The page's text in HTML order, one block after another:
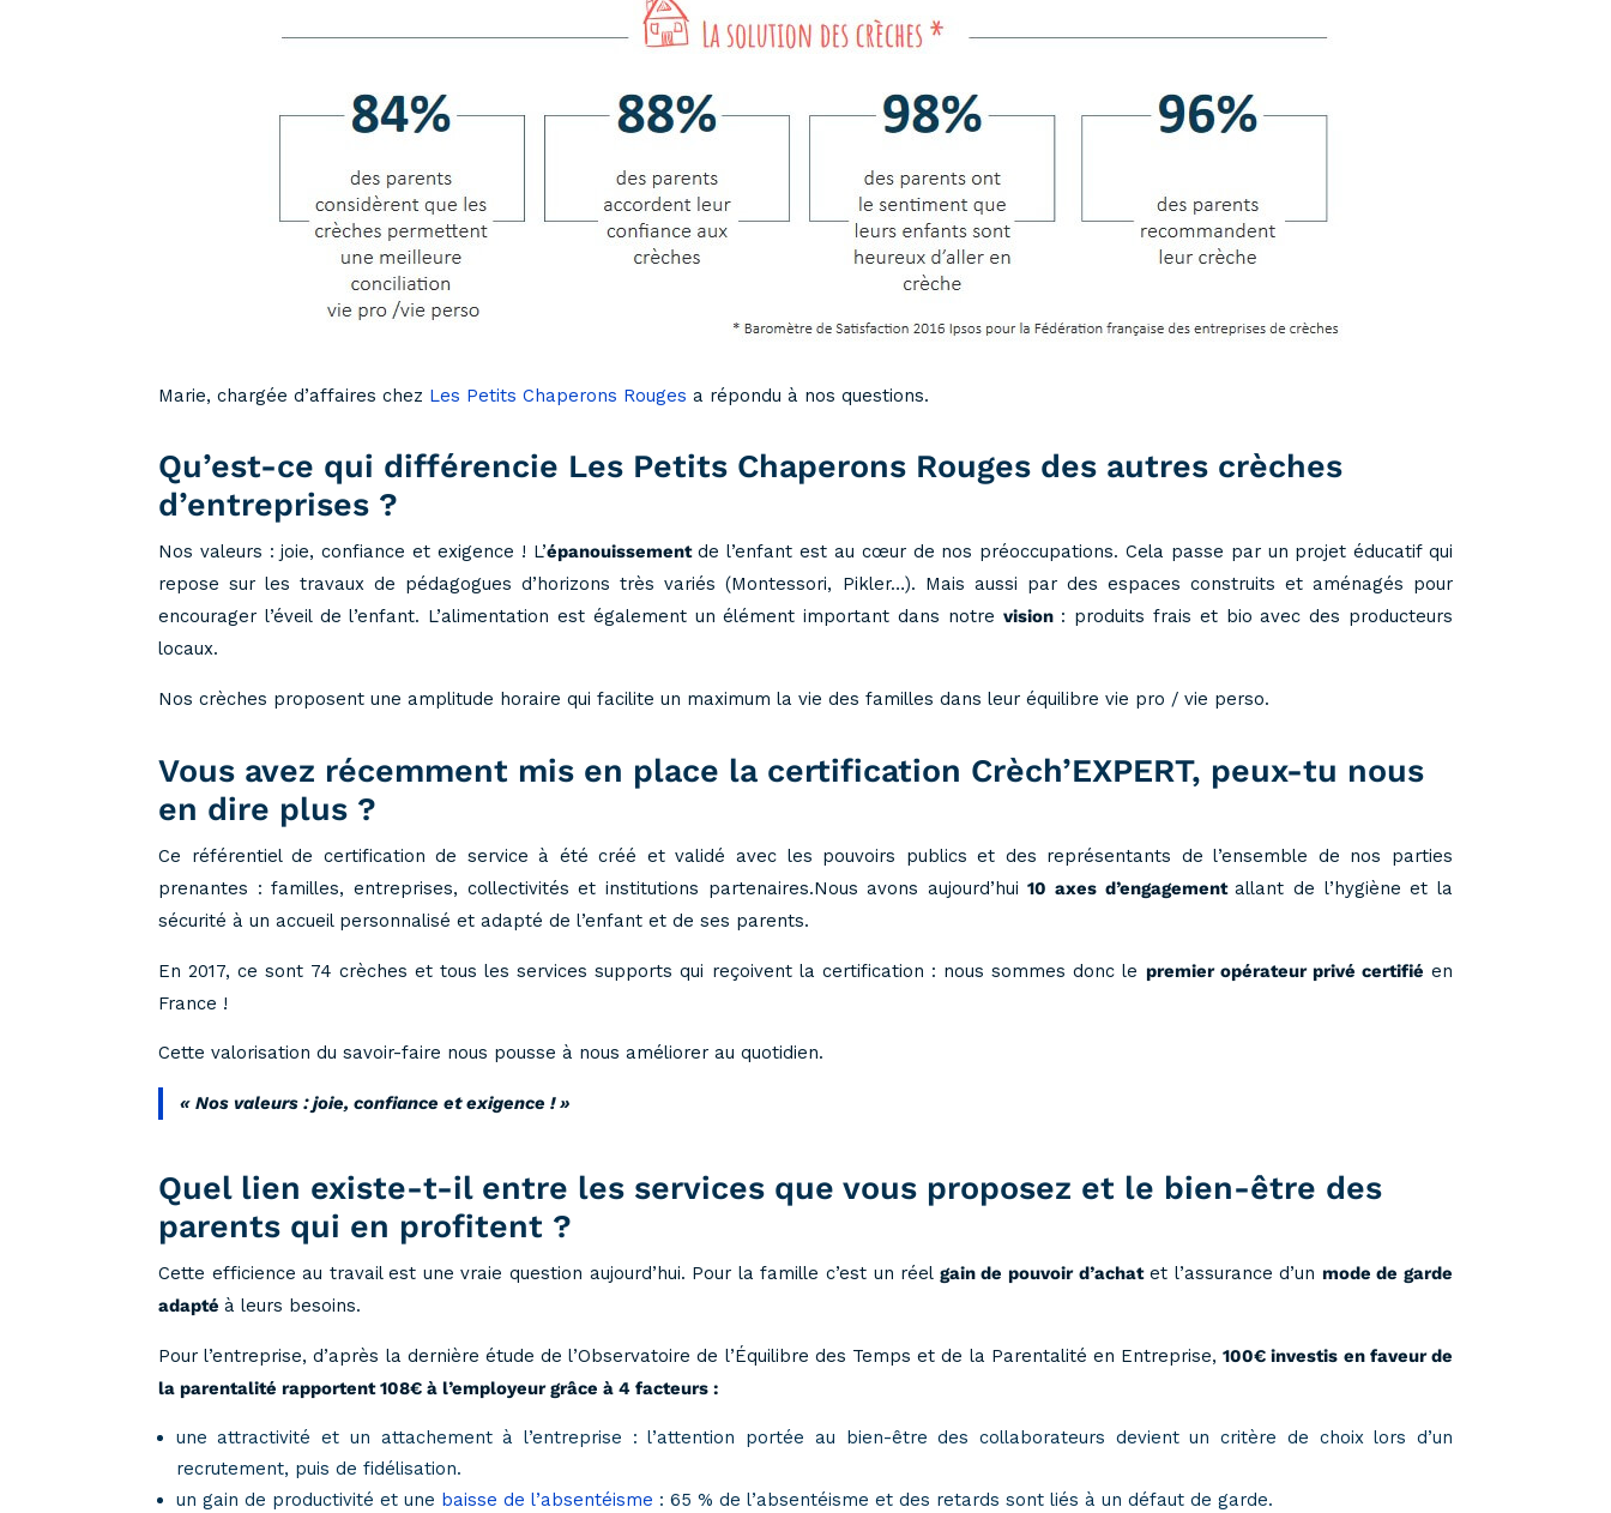
Marie, chargée d’affaires chez Les Petits Chaperons Rouges a répondu à nos questions.
Qu’est-ce qui différencie Les Petits Chaperons Rouges des autres crèches
d’entreprises ?
Nos valeurs : joie, confiance et exigence ! L’épanouissementde l’enfant est au cœur de nos préoccupations. Cela passe par un projet éducatif qui
repose sur les travaux de pédagogues d’horizons très variés (Montessori, Pikler…). Mais aussi par des espaces construits et aménagés pour
encourager l’éveil de l’enfant. L’alimentation est également un élément important dans notre vision: produits frais et bio avec des producteurs
locaux.
Nos crèches proposent une amplitude horaire qui facilite un maximum la vie des familles dans leur équilibre vie pro / vie perso.
Vous avez récemment mis en place la certification Crèch’EXPERT, peux-tu nous
en dire plus ?
Ce référentiel de certification de service à été créé et validé avec les pouvoirs publics et des représentants de l’ensemble de nos parties
prenantes : familles, entreprises, collectivités et institutions partenaires.Nous avons aujourd’hui10 axes d’engagementallant de l’hygiène et la
sécurité à un accueil personnalisé et adapté de l’enfant et de ses parents.
En 2017, ce sont 74 crèches et tous les services supports qui reçoivent la certification : nous sommes donc le premier opérateur privé certifié en
France !
Cette valorisation du savoir-faire nous pousse à nous améliorer au quotidien.
« Nos valeurs : joie, confiance et exigence ! »
Quel lien existe-t-il entre les services que vous proposez et le bien-être des
parents qui en profitent ?
Cette efficience au travail est une vraie question aujourd’hui. Pour la famille c’est un réel gain de pouvoir d’achatet l’assurance d’un mode de garde
adapté à leurs besoins.
Pour l’entreprise, d’après la dernière étude de l’Observatoire de l’Équilibre des Temps et de la Parentalité en Entreprise,100€ investis en faveur de
la parentalité rapportent 108€ à l’employeur grâce à 4 facteurs :
une attractivité et un attachement à l’entreprise : l’attention portée au bien-être des collaborateurs devient un critère de choix lors d’un
recrutement, puis de fidélisation.
un gain de productivité et une baisse de l’absentéisme : 65 % de l’absentéisme et des retards sont liés à un défaut de garde.